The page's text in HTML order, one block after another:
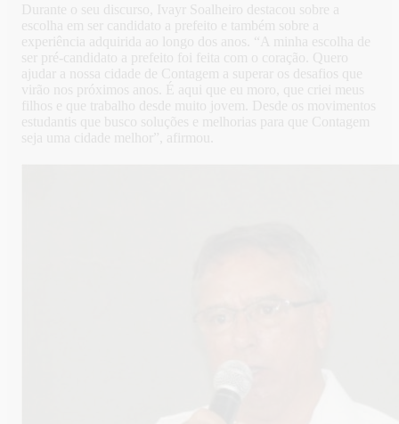
Durante o seu discurso, Ivayr Soalheiro destacou sobre a
escolha em ser candidato a prefeito e também sobre a
experiência adquirida ao longo dos anos. “A minha escolha de
ser pré-candidato a prefeito foi feita com o coração. Quero
ajudar a nossa cidade de Contagem a superar os desafios que
virão nos próximos anos. É aqui que eu moro, que criei meus
filhos e que trabalho desde muito jovem. Desde os movimentos
estudantis que busco soluções e melhorias para que Contagem
seja uma cidade melhor”, afirmou.